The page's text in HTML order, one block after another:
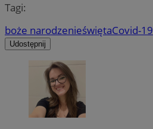
Tagi:
boże narodzenieświętaCovid-19
Udostępnij